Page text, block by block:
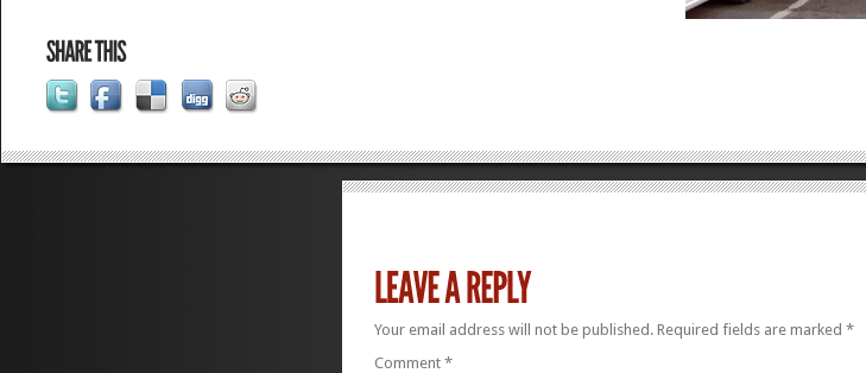
Your email address will not be published. Required fields are marked *
Comment *